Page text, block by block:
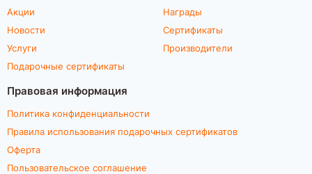
Акции
Новости
Услуги
Подарочные сертификаты
Награды
Сертификаты
Производители
Правовая информация
Политика конфиденциальности
Правила использования подарочных сертификатов
Оферта
Пользовательское соглашение